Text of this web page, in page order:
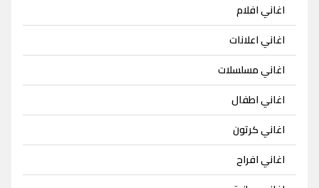
اغاني افلام
اغاني اعلانات
اغاني مسلسلات
اغاني اطفال
اغاني كرتون
اغاني افراح